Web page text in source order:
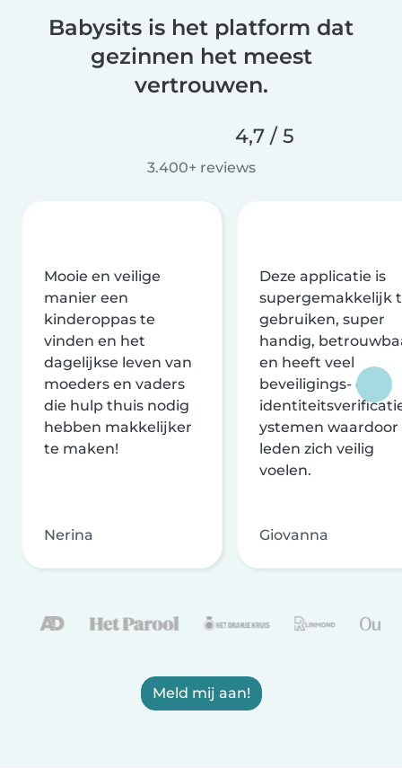
Babysits is het platform dat
gezinnen het meest
vertrouwen.
4,7 / 5
3.400+ reviews
Mooie en veilige
manier een
kinderoppas te
vinden en het
dagelijkse leven van
moeders en vaders
die hulp thuis nodig
hebben makkelijker
te maken!
Nerina
Deze applicatie is
supergemakkelijk
gebruiken, super
handig,
en heeft veel
beveiligings- en
ystemen waardoor
leden zich veilig
voelen.
Giovanna
Meld mij aan!